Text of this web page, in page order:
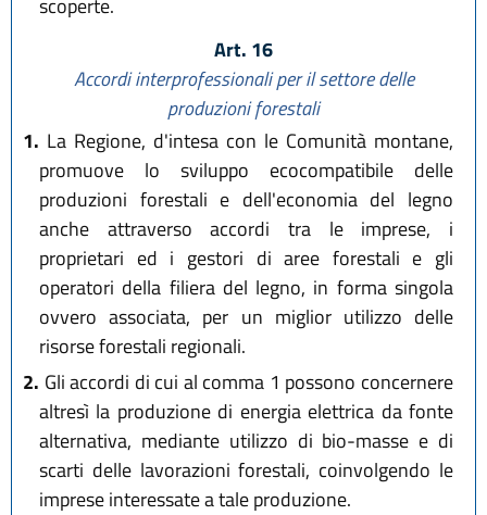
scoperte.
Art. 16
Accordi interprofessionali per il settore delle
produzioni forestali
1. La Regione, d'intesa con le Comunità montane,
promuove lo sviluppo ecocompatibile delle
produzioni forestali e dell'economia del legno
anche attraverso accordi tra le imprese, i
proprietari ed i gestori di aree forestali e gli
operatori della filiera del legno, in forma singola
ovvero associata, per un miglior utilizzo delle
risorse forestali regionali.
2. Gli accordi di cui al comma 1 possono concernere
altresì la produzione di energia elettrica da fonte
alternativa, mediante utilizzo di bio-masse e di
scarti delle lavorazioni forestali, coinvolgendo le
imprese interessate a tale produzione.